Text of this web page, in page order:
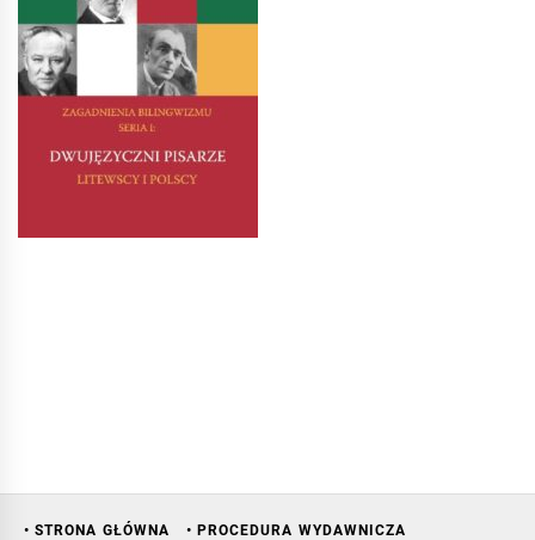
• STRONA GŁÓWNA • PROCEDURA WYDAWNICZA